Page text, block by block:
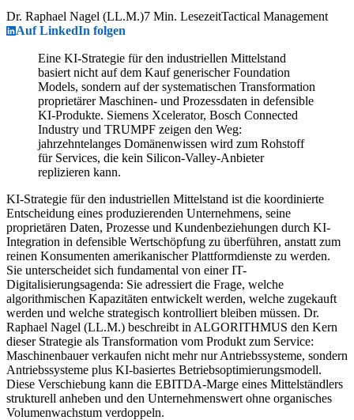
Dr. Raphael Nagel (LL.M.)7 Min. LesezeitTactical Management
Auf LinkedIn folgen
Eine KI-Strategie für den industriellen Mittelstand
basiert nicht auf dem Kauf generischer Foundation
Models, sondern auf der systematischen Transformation
proprietärer Maschinen- und Prozessdaten in defensible
KI-Produkte. Siemens Xcelerator, Bosch Connected
Industry und TRUMPF zeigen den Weg:
jahrzehntelanges Domänenwissen wird zum Rohstoff
für Services, die kein Silicon-Valley-Anbieter
replizieren kann.
KI-Strategie für den industriellen Mittelstand ist die koordinierte
Entscheidung eines produzierenden Unternehmens, seine
proprietären Daten, Prozesse und Kundenbeziehungen durch KI-
Integration in defensible Wertschöpfung zu überführen, anstatt zum
reinen Konsumenten amerikanischer Plattformdienste zu werden.
Sie unterscheidet sich fundamental von einer IT-
Digitalisierungsagenda: Sie adressiert die Frage, welche
algorithmischen Kapazitäten entwickelt werden, welche zugekauft
werden und welche strategisch kontrolliert bleiben müssen. Dr.
Raphael Nagel (LL.M.) beschreibt in ALGORITHMUS den Kern
dieser Strategie als Transformation vom Produkt zum Service:
Maschinenbauer verkaufen nicht mehr nur Antriebssysteme, sondern
Antriebssysteme plus KI-basiertes Betriebsoptimierungsmodell.
Diese Verschiebung kann die EBITDA-Marge eines Mittelständlers
strukturell anheben und den Unternehmenswert ohne organisches
Volumenwachstum verdoppeln.